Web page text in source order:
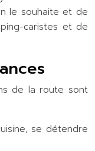
le souhaite et de
caristes et de
de la route sont
se détendre